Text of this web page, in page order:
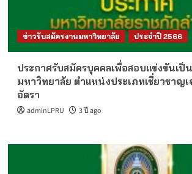
ข่าวรับสมัครงานมหาวิทยาลัย ประจำปี 2566
ประกาศรับสมัครบุคคลเพื่อสอบแข่งขันเ
มหาวิทยาลัย ตำแหน่งประเภทเชี่ยวชาญ
อัตรา
adminLPRU 3 ปี ago